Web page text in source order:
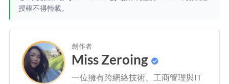
授權不得轉載。
創作者
Miss Zeroing
一位擁有跨網絡技術、工商管理與IT